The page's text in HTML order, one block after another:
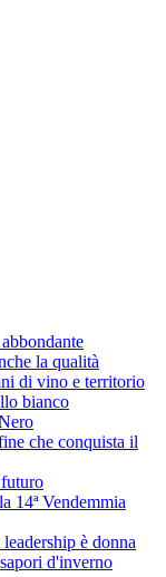
la qualità
di vino e territorio
bianco
che conquista il
14ª Vendemmia
è donna
d'inverno